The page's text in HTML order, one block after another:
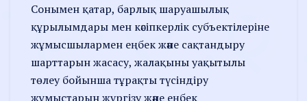
Сонымен қатар, барлық шаруашылық
құрылымдары мен кәсіпкерлік субъектілеріне
жұмысшылармен еңбек және сақтандыру
шарттарын жасасу, жалақыны уақытылы
төлеу бойынша тұрақты түсіндіру
жұмыстарын жүргізу және еңбек